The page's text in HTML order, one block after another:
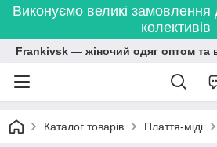
Виконуємо великі замовлення
колективів
Frankivsk — жіночий одяг оптом та
Каталог товарів Плаття-міді